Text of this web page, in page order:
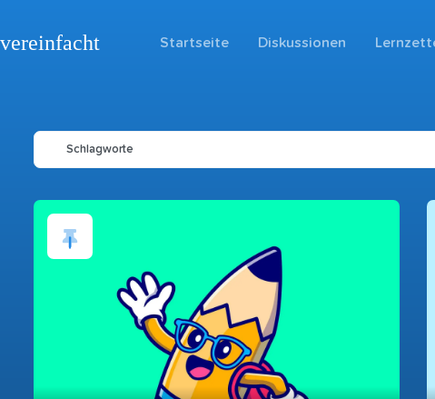
vereinfacht Startseite Diskussionen
Schlagworte